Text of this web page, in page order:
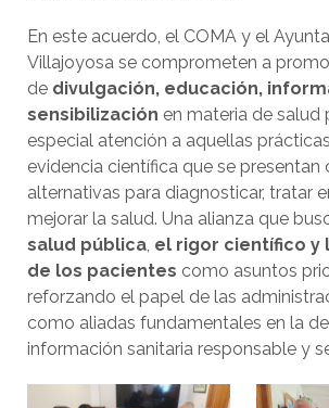
En este acuerdo, el COMA y el
Villajoyosa se comprometen a
de divulgación, educación,
sensibilización en materia de salud
especial atención a aquellas
evidencia científica que se presentan
alternativas para diagnosticar, tratar
mejorar la salud. Una alianza que
salud pública, el rigor científico y
de los pacientes como asuntos
reforzando el papel de las
como aliadas fundamentales en la
información sanitaria responsable y